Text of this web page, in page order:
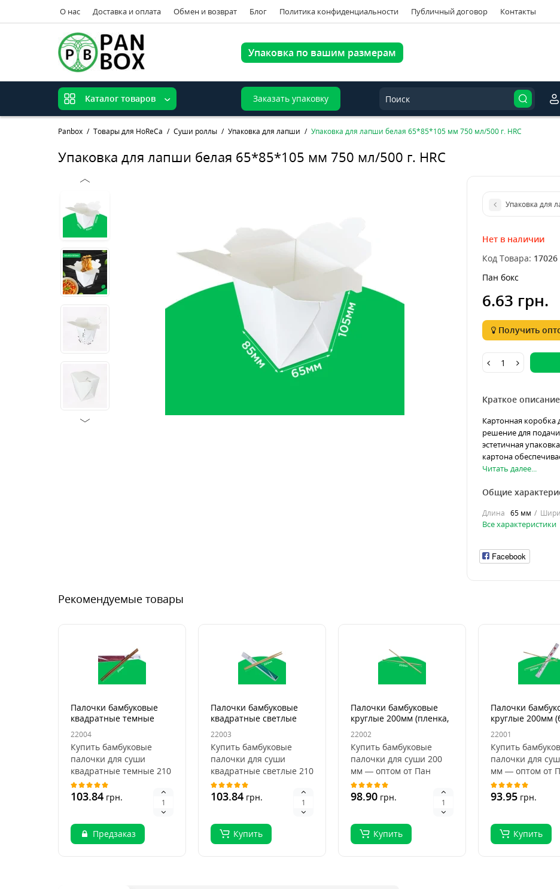
О нас Доставка и оплата Обмен и возврат Блог Политика конфиденциальности Публичный договор Контакты
Упаковка по вашим размерам
Каталог товаров Заказать упаковку
Panbox Товары для HoReCa Суши роллы Упаковка для лапши Упаковка для лапши белая 65*85*105 мм 750 мл/500 г. HRC
Упаковка для лапши белая 65*85*105 мм 750 мл/500 г. HRC
Упаковка для
Нет в наличии
Код Товара: 17026
Пан бокс
6.63 грн.
Получить
Краткое описание
Картонная коробка
решение для
эстетичная
картона
Читать далее...
Общие
Длина 65 мм
Все характеристики
Facebook
Рекомендуемые товары
Палочки бамбуковые
квадратные темные
210мм (100шт/уп)
22004
Купить бамбуковые
палочки для суши
квадратные темные 210
мм — оптом от Пан
Бокс.Бамбуковые
палочки д..
103.84 грн.
Предзаказ
Палочки бамбуковые
квадратные светлые
210мм (100шт/уп)
22003
Купить бамбуковые
палочки для суши
квадратные светлые 210
мм — оптом от Пан
Бокс.Бамбуковые
палочки ..
103.84 грн.
Купить
Палочки бамбуковые
круглые 200мм (пленка,
100шт/уп)
22002
Купить бамбуковые
палочки для суши 200
мм — оптом от Пан
Бокс.Бамбуковые
палочки для суши — это
98.90 грн.
Купить
Палочки
круглые 200мм
100шт/уп)
22001
Купить
палочки для
мм — оптом от
Бокс.Бамбуковые
палочки для
93.95 грн.
Купить